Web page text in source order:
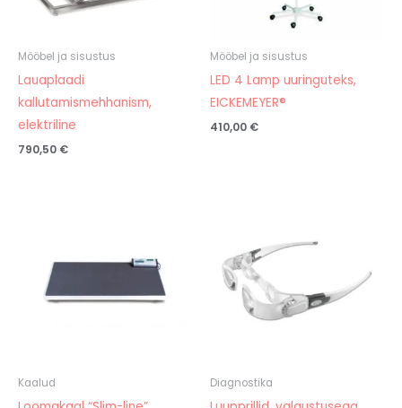
Mööbel ja sisustus
Lauaplaadi
kallutamismehhanism,
elektriline
790,50 €
Mööbel ja sisustus
LED 4 Lamp uuringuteks,
EICKEMEYER®
410,00 €
Kaalud Diagnostika